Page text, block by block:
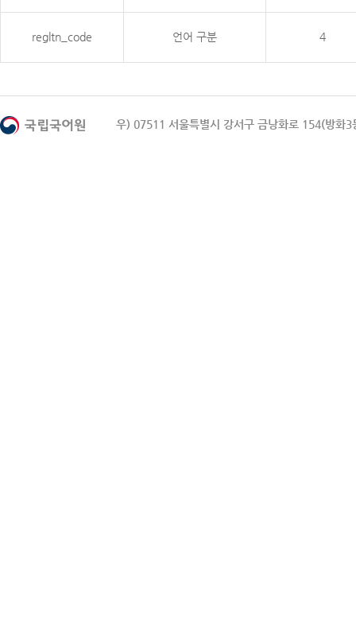
regltn_code 언어 구분 4
우) 07511 서울특별시 강서구 금낭화로 154(방화3